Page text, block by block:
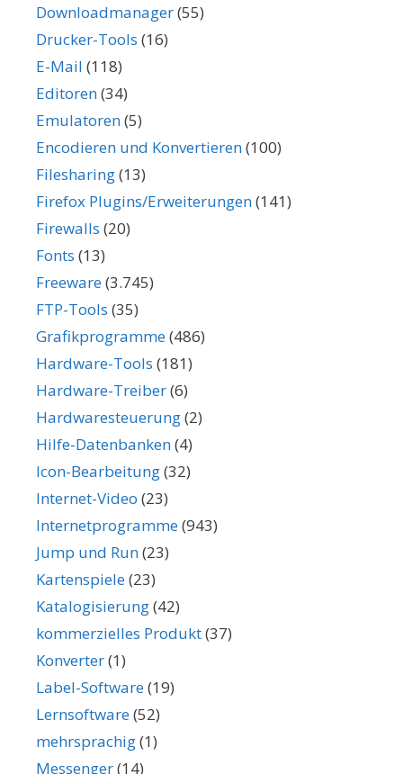
Downloadmanager(55)
Drucker-Tools (16)
E-Mail (118)
Editoren(34)
Emulatoren(5)
Encodieren und Konvertieren(100)
Filesharing(13)
Firefox Plugins/Erweiterungen(141)
Firewalls (20)
Fonts (13)
Freeware(3.745)
FTP-Tools (35)
Grafikprogramme(486)
Hardware-Tools (181)
Hardware-Treiber(6)
Hardwaresteuerung(2)
Hilfe-Datenbanken(4)
Icon-Bearbeitung(32)
Internet-Video (23)
Internetprogramme(943)
Jump und Run(23)
Kartenspiele(23)
Katalogisierung(42)
kommerzielles Produkt(37)
Konverter(1)
Label-Software(19)
Lernsoftware(52)
mehrsprachig(1)
Messenger(14)